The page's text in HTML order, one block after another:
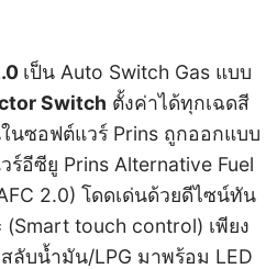
เป็น Auto Switch Gas แบบ
Switch ตั้งค่าได้ทุกเฉดสี
นซอฟต์แวร์ Prins ถูกออกแบบ
อีซียู Prins Alternative Fuel
2.0) โดดเด่นด้วยดีไซน์ทัน
touch control) เพียง
ลับน้ำมัน/LPG มาพร้อม LED